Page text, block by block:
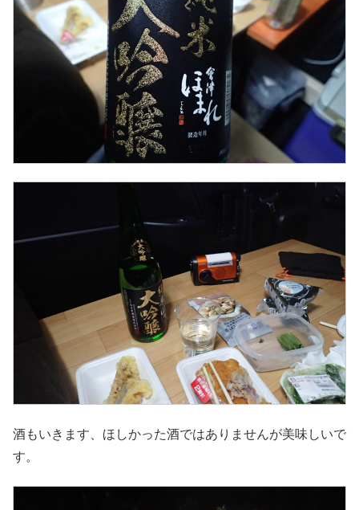
酒もいきます、ほしかった酒ではありませんが美味しいで
す。